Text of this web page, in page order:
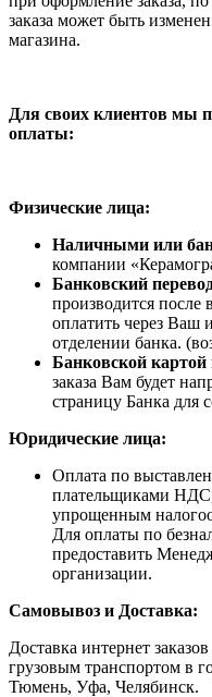
заказа может быть
магазина.
Для своих клиентов мы
оплаты:
Физические лица:
Наличными или
компании
Банковский
производится после
оплатить через Ваш
отделении банка.
Банковской картой
заказа Вам будет
страницу Банка для
Юридические лица:
Оплата по
плательщиками
упрощенным
Для оплаты по
предоставить
организации.
Самовывоз и Доставка:
Доставка интернет
грузовым транспортом в
Тюмень, Уфа, Челябинск.